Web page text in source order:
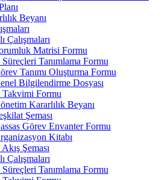
Beyanı
Çalışmaları
Matrisi Formu
Süreçleri Tanımlama Formu
Tanımı Oluşturma Formu
Bilgilendirme Dosyası
Takvimi Formu
Kararlılık Beyanı
Şeması
Görev Envanter Formu
Kitabı
Şeması
Çalışmaları
Süreçleri Tanımlama Formu